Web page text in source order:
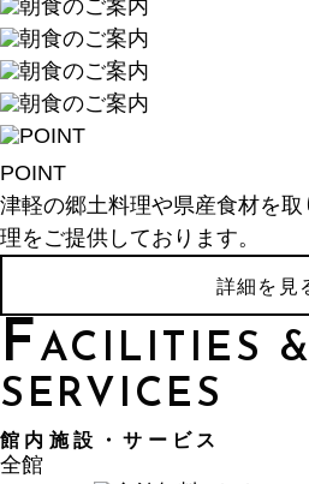
POINT
津軽の郷土料理や県産食材を
理をご提供しております。
詳細を見
FACILITIES &
SERVICES
館内施設・サービス
全館